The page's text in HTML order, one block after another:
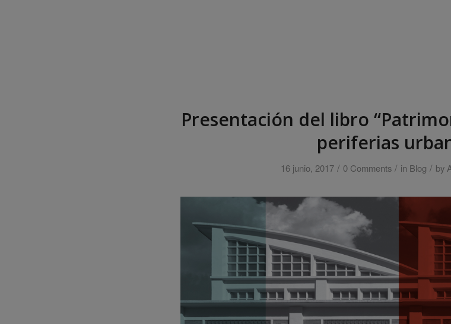
Presentación del libro
periferias
16 junio, 2017 / 0 Comments / in Blog / by